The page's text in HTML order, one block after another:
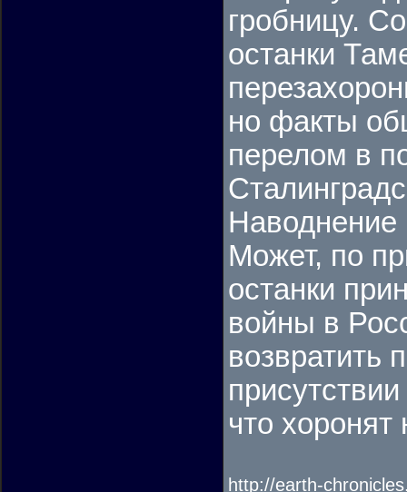
гробницу.
останки
но факты
перелом в
Может, по
останки
войны в
возвратить
что
http://earth-